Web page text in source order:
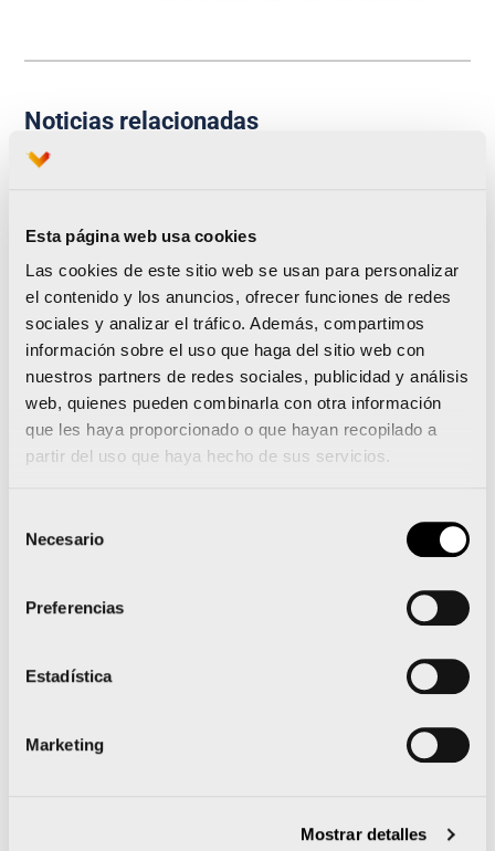
Esta página web usa cookies
Las cookies de este sitio web se usan para personalizar
el contenido y los anuncios, ofrecer funciones de redes
sociales y analizar el tráfico. Además, compartimos
información sobre el uso que haga del sitio web con
nuestros partners de redes sociales, publicidad y análisis
web, quienes pueden combinarla con otra información
que les haya proporcionado o que hayan recopilado a
partir del uso que haya hecho de sus servicios.
Necesario
Preferencias
Estadística
Marketing
Mostrar detalles
Noticias relacionadas
Runna se convierte en el
training partner del Medio
y el Maratón Valencia
Deloitte se suma al Medio
patrocinador de la Zona